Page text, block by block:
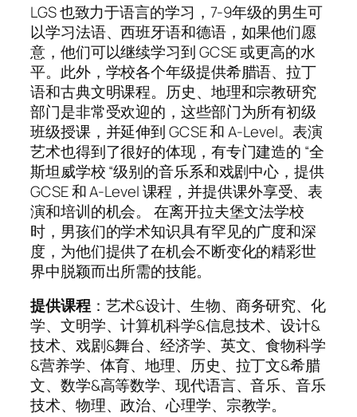
LGS 也致力于语言的学习，7-9年级的男生可
以学习法语、西班牙语和德语，如果他们愿
意，他们可以继续学习到 GCSE 或更高的水
平。此外，学校各个年级提供希腊语、拉丁
语和古典文明课程。历史、地理和宗教研究
部门是非常受欢迎的，这些部门为所有初级
班级授课，并延伸到 GCSE 和 A-Level。表演
艺术也得到了很好的体现，有专门建造的 “全
斯坦威学校 “级别的音乐系和戏剧中心，提供
GCSE 和 A-Level 课程，并提供课外享受、表
演和培训的机会。 在离开拉夫堡文法学校
时，男孩们的学术知识具有罕见的广度和深
度，为他们提供了在机会不断变化的精彩世
界中脱颖而出所需的技能。
提供课程：艺术&设计、生物、商务研究、化
学、文明学、计算机科学&信息技术、设计&
技术、戏剧&舞台、经济学、英文、食物科学
&营养学、体育、地理、历史、拉丁文&希腊
文、数学&高等数学、现代语言、音乐、音乐
技术、物理、政治、心理学、宗教学。